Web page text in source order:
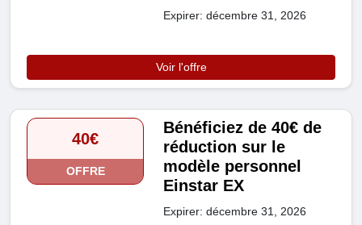
Expirer: décembre 31, 2026
Voir l'offre
40€
OFFRE
Bénéficiez de 40€ de
réduction sur le
modèle personnel
Einstar EX
Expirer: décembre 31, 2026